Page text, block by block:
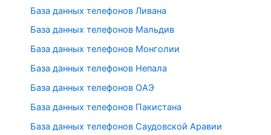
База данных телефонов Ливана
База данных телефонов Мальдив
База данных телефонов Монголии
База данных телефонов Непала
База данных телефонов ОАЭ
База данных телефонов Пакистана
База данных телефонов Саудовской Аравии